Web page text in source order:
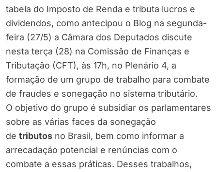
tabela do Imposto de Renda e tributa lucros e
dividendos, como antecipou o Blog na segunda-
feira (27/5) a Câmara dos Deputados discute
nesta terça (28) na Comissão de Finanças e
Tributação (CFT), às 17h, no Plenário 4, a
formação de um grupo de trabalho para combate
de fraudes e sonegação no sistema tributário.
O objetivo do grupo é subsidiar os parlamentares
sobre as várias faces da sonegação
de tributos no Brasil, bem como informar a
arrecadação potencial e renúncias com o
combate a essas práticas. Desses trabalhos,